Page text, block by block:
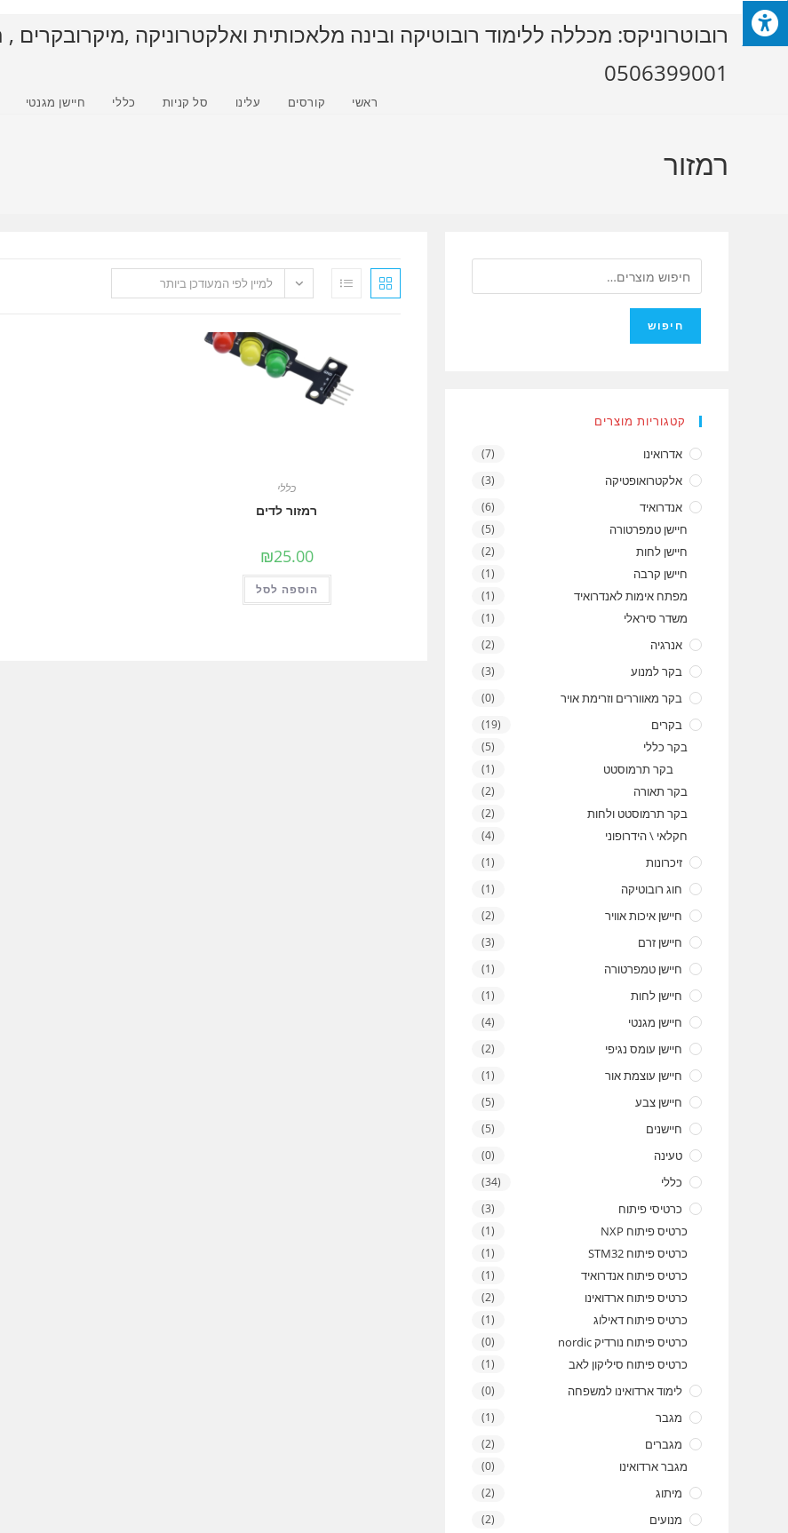
Skip
to
רובוטרוניקס: מכללה ללימוד רובוטיקה ובינה מלאכותית ואלקטרוניקה ,מיקרובקרים
0506399001
ראשי קורסים עלינו סל קניות כללי חיישן מגנטי
רמזור
למיין לפי המעודכן ביותר
כללי
רמזור לדים
₪25.00
הוספה לסל
חיפוש
קטגוריות מוצרים
אדרואינו (7)
אלקטרואופטיקה (3)
אנדרואיד (6)
חיישן טמפרטורה (5)
חיישן לחות (2)
חיישן קרבה (1)
מפתח אימות לאנדרואיד (1)
משדר סיראלי (1)
אנרגיה (2)
בקר למנוע (3)
בקר מאווררים וזרימת אויר (0)
בקרים (19)
בקר כללי (5)
בקר תרמוסטט (1)
בקר תאורה (2)
בקר תרמוסטט ולחות (2)
חקלאי \ הידרופוני (4)
זיכרונות (1)
חוג רובוטיקה (1)
חיישן איכות אוויר (2)
חיישן זרם (3)
חיישן טמפרטורה (1)
חיישן לחות (1)
חיישן מגנטי (4)
חיישן עומס נגיפי (2)
חיישן עוצמת אור (1)
חיישן צבע (5)
חיישנים (5)
טעינה (0)
כללי (34)
כרטיסי פיתוח (3)
כרטיס פיתוח NXP (1)
כרטיס פיתוח STM32 (1)
כרטיס פיתוח אנדרואיד (1)
כרטיס פיתוח ארדואינו (2)
כרטיס פיתוח דאילוג (1)
כרטיס פיתוח נורדיק nordic (0)
כרטיס פיתוח סיליקון לאב (1)
לימוד ארדואינו למשפחה (0)
מגבר (1)
מגברים (2)
מגבר ארדואינו (0)
מיתוג (2)
מנועים (2)